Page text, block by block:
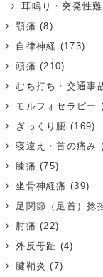
耳鳴り・突発性
顎痛 (8)
自律神経 (173)
頭痛 (210)
むち打ち・交通事
モルフォセラピー
ぎっくり腰 (169)
寝違え・首の痛み
膝痛 (75)
坐骨神経痛 (39)
足関節（足首）捻
肘痛 (22)
外反母趾 (4)
腱鞘炎 (7)